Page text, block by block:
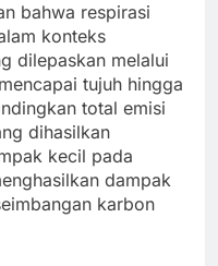
bahwa respirasi
konteks
dilepaskan melalui
tujuh hingga
total emisi
dihasilkan
kecil pada
dampak
karbon